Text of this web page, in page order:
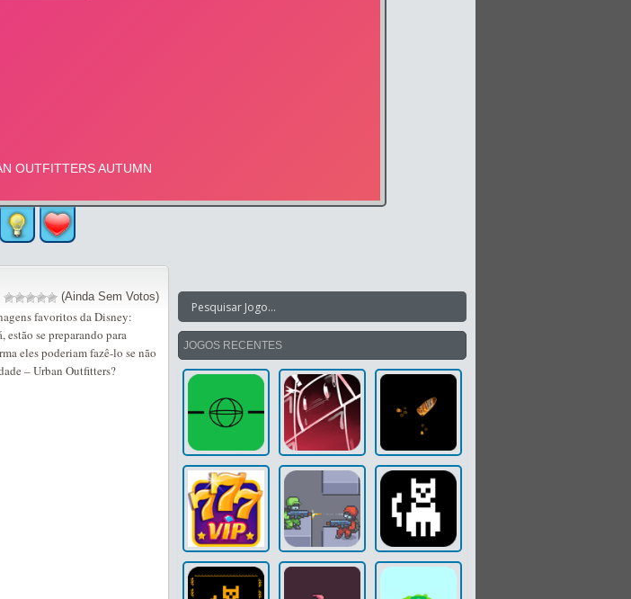
(Ainda Sem Votos)
favoritos da Disney:
se preparando para
eles poderiam fazê-lo se não
– Urban Outfitters?
JOGOS RECENTES